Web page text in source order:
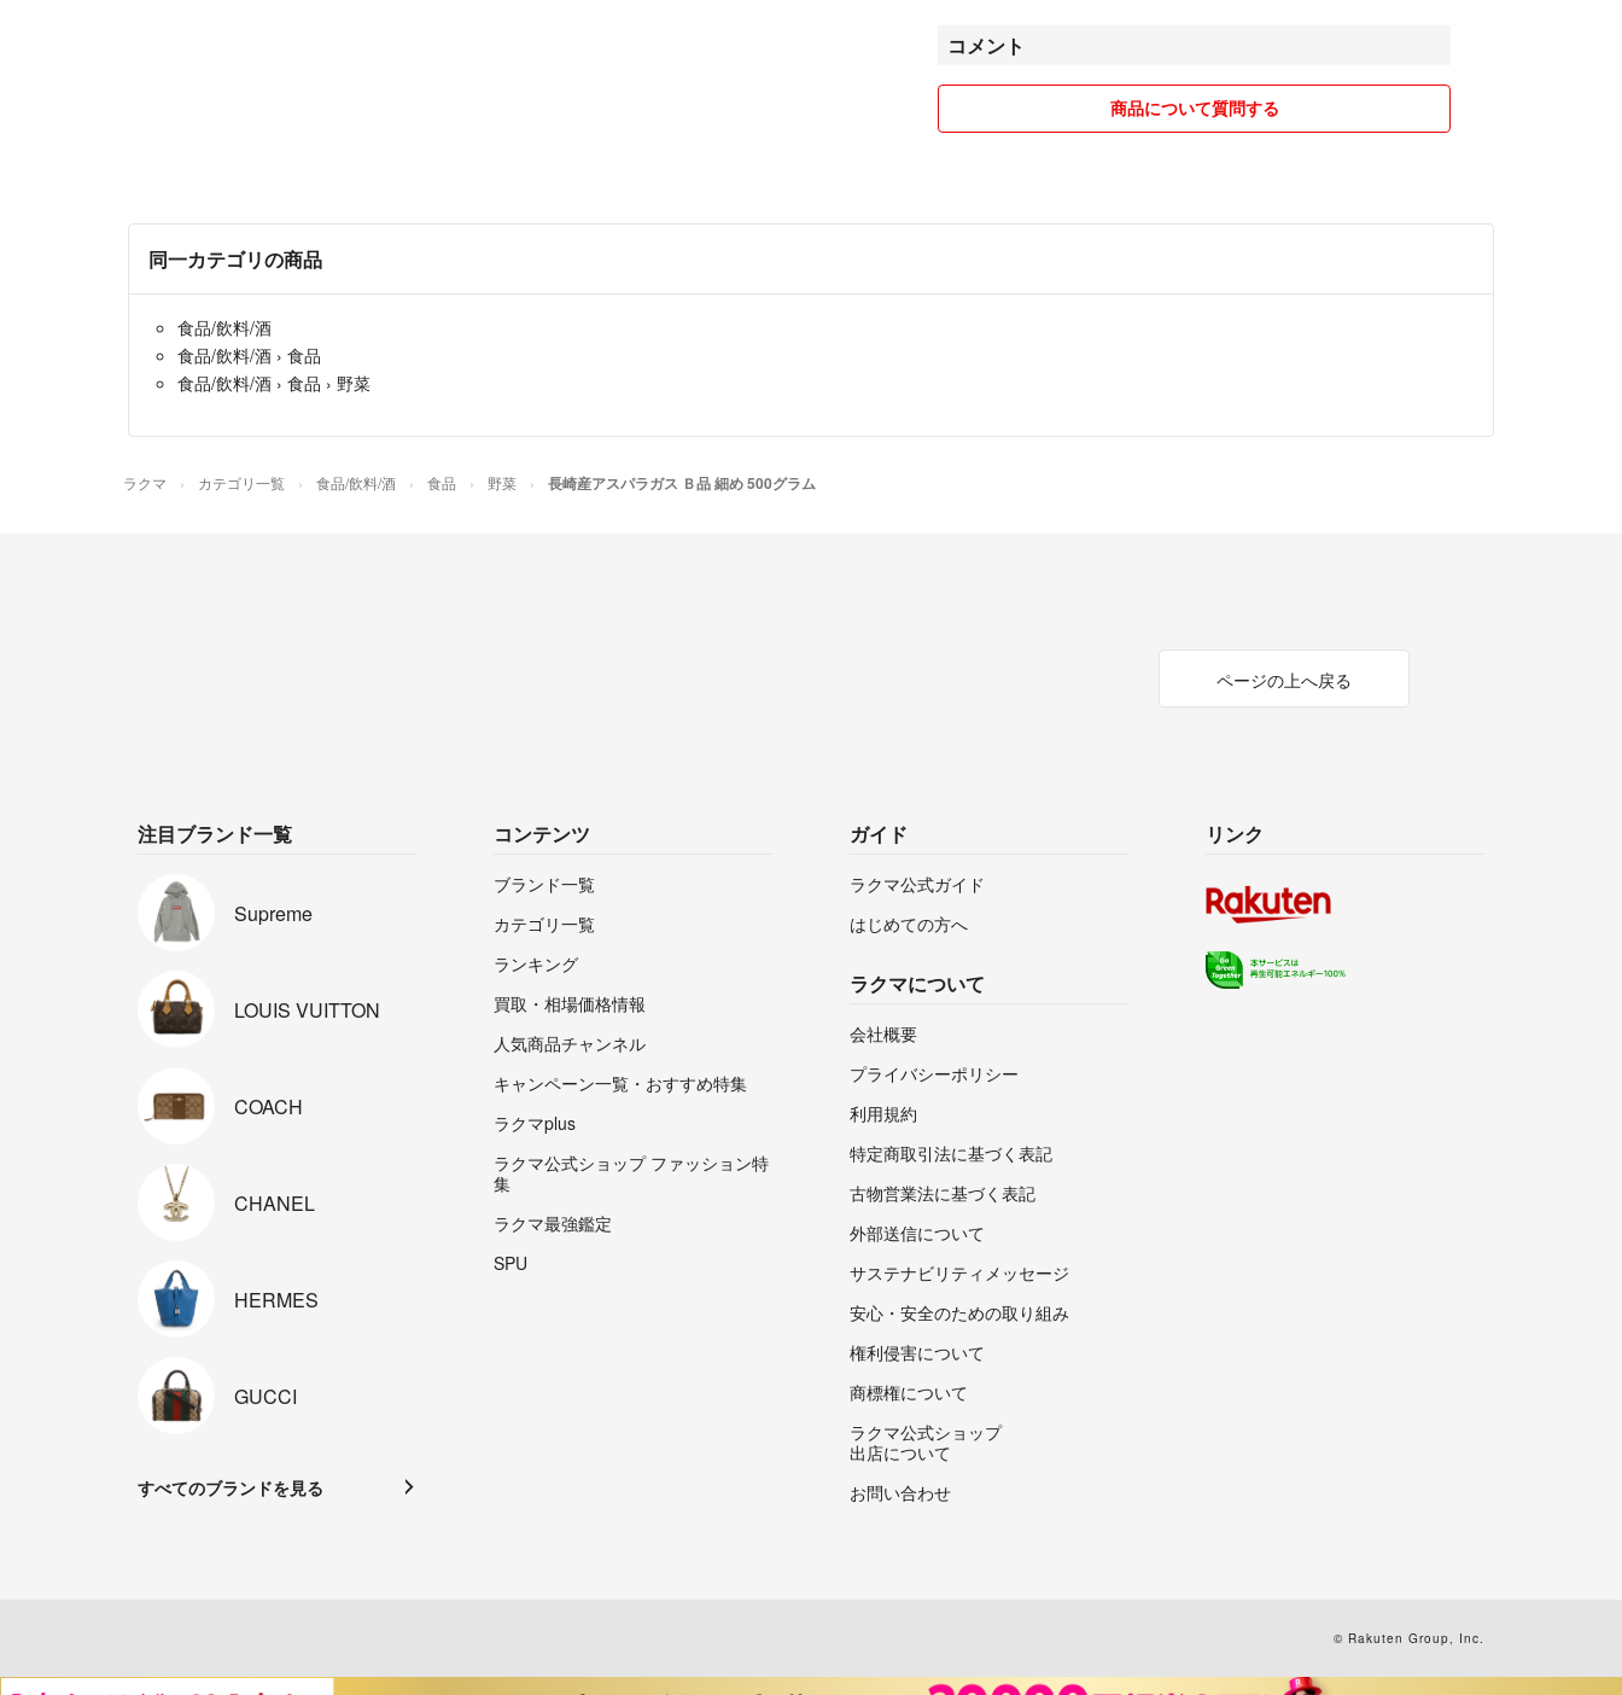
コメント
商品について質問する
同一カテゴリの商品
食品/飲料/酒
食品/飲料/酒 › 食品
食品/飲料/酒 › 食品 › 野菜
ラクマ カテゴリ一覧 食品/飲料/酒 食品 野菜 長崎産アスパラガス Ｂ品 細め 500グラム
ページの上へ戻る
注目ブランド一覧
Supreme
LOUIS VUITTON
COACH
CHANEL
HERMES
GUCCI
すべてのブランドを見る
コンテンツ
ブランド一覧
カテゴリ一覧
ランキング
買取・相場価格情報
人気商品チャンネル
キャンペーン一覧・おすすめ特集
ラクマplus
ラクマ公式ショップ ファッション特
集
ラクマ最強鑑定
SPU
ガイド
ラクマ公式ガイド
はじめての方へ
ラクマについて
会社概要
プライバシーポリシー
利用規約
特定商取引法に基づく表記
古物営業法に基づく表記
外部送信について
サステナビリティメッセージ
安心・安全のための取り組み
権利侵害について
商標権について
ラクマ公式ショップ
出店について
お問い合わせ
リンク
© Rakuten Group, Inc.